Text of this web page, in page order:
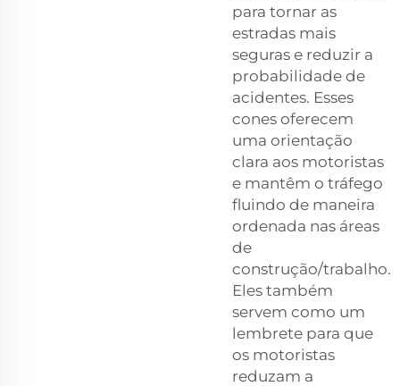
para tornar as
estradas mais
seguras e reduzir a
probabilidade de
acidentes. Esses
cones oferecem
uma orientação
clara aos motoristas
e mantêm o tráfego
fluindo de maneira
ordenada nas áreas
de
construção/trabalho.
Eles também
servem como um
lembrete para que
os motoristas
reduzam a